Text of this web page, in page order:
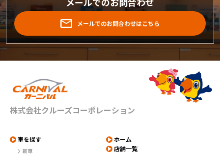
メールでのお問合わせはこちら
株式会社クルーズコーポレーション
車を探す
新車
ホーム
店舗一覧